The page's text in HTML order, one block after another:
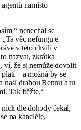
namísto
nenechal se
věc nefunguje
v této chvíli v
nazvat, zkrátka
ví, že si nemůže dovolit
– a možná by se
naší drahou Rennu a tu
Tak běžte.“
dle dohody čekal,
na kancléře,